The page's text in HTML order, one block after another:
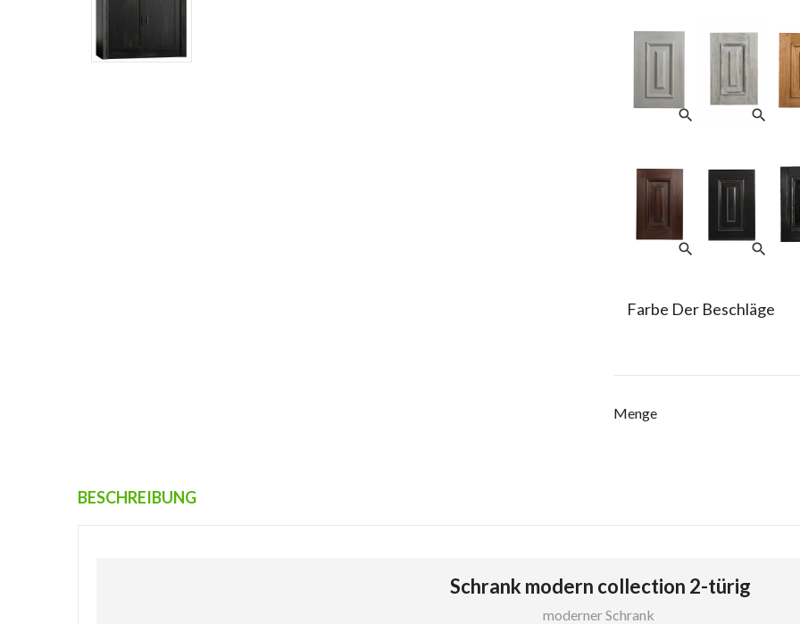
search search
search search
Farbe Der Beschläge
Menge
BESCHREIBUNG
Schrank modern collection 2-türig
moderner Schrank